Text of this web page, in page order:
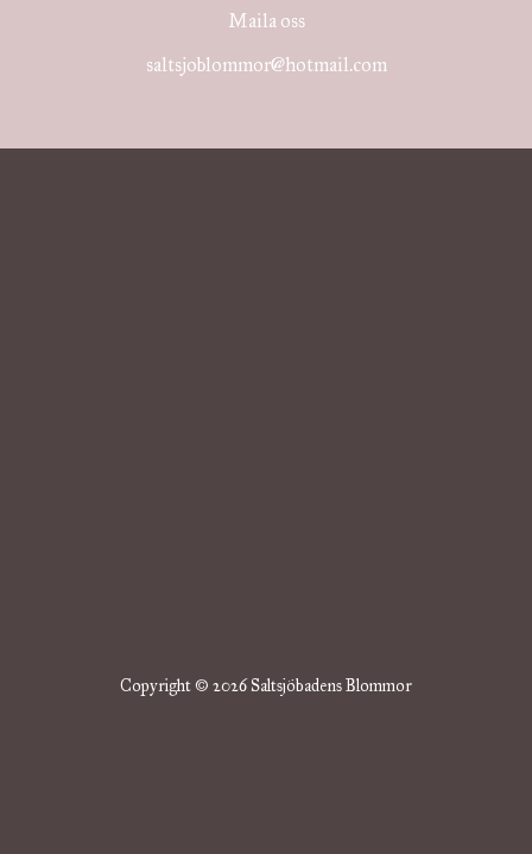
Maila oss
saltsjoblommor@hotmail.com
Copyright © 2026 Saltsjöbadens Blommor